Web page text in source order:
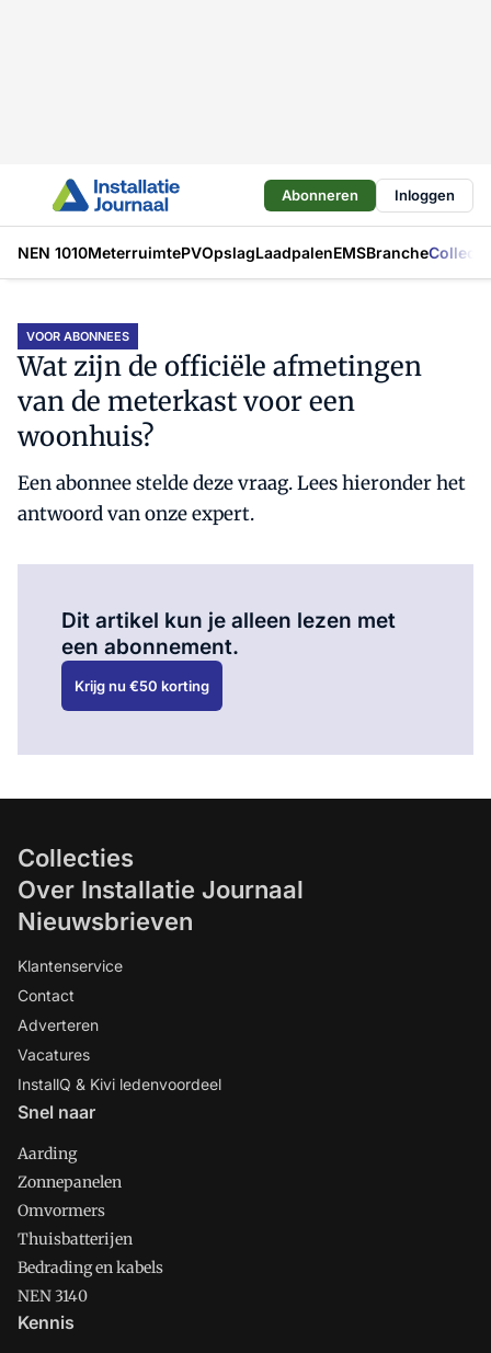
Abonneren Inloggen
NEN 1010MeterruimtePVOpslagLaadpalenEMSBranche
VOOR ABONNEES
Wat zijn de officiële afmetingen
van de meterkast voor een
woonhuis?
Een abonnee stelde deze vraag. Lees hieronder het
antwoord van onze expert.
Dit artikel kun je alleen lezen met
een abonnement.
Krijg nu €50 korting
Collecties
Over Installatie Journaal
Nieuwsbrieven
Klantenservice
Contact
Adverteren
Vacatures
InstallQ & Kivi ledenvoordeel
Snel naar
Aarding
Zonnepanelen
Omvormers
Thuisbatterijen
Bedrading en kabels
NEN 3140
Kennis